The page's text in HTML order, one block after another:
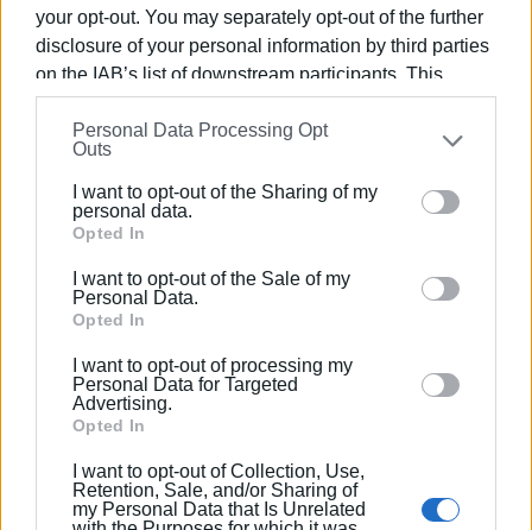
your opt-out. You may separately opt-out of the further
disclosure of your personal information by third parties
on the IAB’s list of downstream participants. This
information may also be disclosed by us to third parties
on theIAB’s List of Downstream Participants
that may
further disclose it to other third parties.
Please note that this website/app uses one or more
Google services and may gather and store information
behaviour. You may click to grant or deny consent to
Google and its third-party tags to use your data for
section.
Personal Data Processing Opt
Outs
I want to opt-out of the Sharing of my
personal data.
Opted In
I want to opt-out of the Sale of my
Personal Data.
Opted In
I want to opt-out of processing my
Personal Data for Targeted
Advertising.
Opted In
I want to opt-out of Collection, Use,
Retention, Sale, and/or Sharing of
my Personal Data that Is Unrelated
Η ομάδα εφήβων του Ιόνιου στην οποία ανήκουν τα
παιδιά αυτά ΦΩΤΟ@ΑΣ ΙΟΝΙΟΣ
Εμφανίσεις: 107
ΣΠΥΡΟΣ ΠΙΚΟΥΛΑΣ
Πτυχιούχος Οικονομικών του Πανεπιστημίου
«Αθλητική Πορεία της Κέρκυρας», ενώ από τις
αρχές του ΄92 και για 25 χρόνια στο «Κερκυραϊκό